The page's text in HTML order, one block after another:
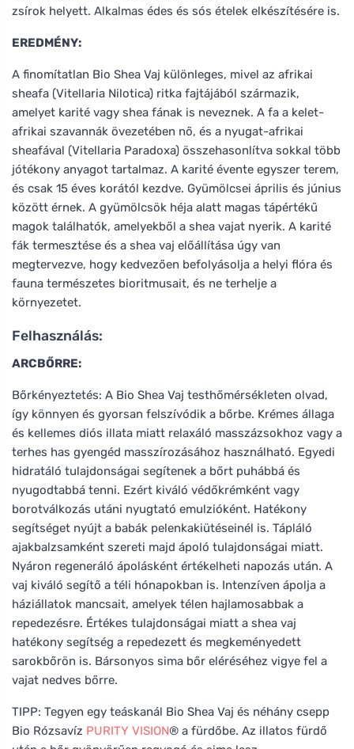
zsírok helyett. Alkalmas édes és sós ételek elkészítésére is.
EREDMÉNY:
A finomítatlan Bio Shea Vaj különleges, mivel az afrikai
sheafa (Vitellaria Nilotica) ritka fajtájából származik,
amelyet karité vagy shea fának is neveznek. A fa a kelet-
afrikai szavannák övezetében nő, és a nyugat-afrikai
sheafával (Vitellaria Paradoxa) összehasonlítva sokkal több
jótékony anyagot tartalmaz. A karité évente egyszer terem,
és csak 15 éves korától kezdve. Gyümölcsei április és június
között érnek. A gyümölcsök héja alatt magas tápértékű
magok találhatók, amelyekből a shea vajat nyerik. A karité
fák termesztése és a shea vaj előállítása úgy van
megtervezve, hogy kedvezően befolyásolja a helyi flóra és
fauna természetes bioritmusait, és ne terhelje a
környezetet.
Felhasználás:
ARCBŐRRE:
Bőrkényeztetés: A Bio Shea Vaj testhőmérsékleten olvad,
így könnyen és gyorsan felszívódik a bőrbe. Krémes állaga
és kellemes diós illata miatt relaxáló masszázsokhoz vagy a
terhes has gyengéd masszírozásához használható. Egyedi
hidratáló tulajdonságai segítenek a bőrt puhábbá és
nyugodtabbá tenni. Ezért kiváló védőkrémként vagy
borotválkozás utáni nyugtató emulzióként. Hatékony
segítséget nyújt a babák pelenkakiütéseinél is. Tápláló
ajakbalzsamként szereti majd ápoló tulajdonságai miatt.
Nyáron regeneráló ápolásként értékelheti napozás után. A
vaj kiváló segítő a téli hónapokban is. Intenzíven ápolja a
háziállatok mancsait, amelyek télen hajlamosabbak a
repedezésre. Értékes tulajdonságai miatt a shea vaj
hatékony segítség a repedezett és megkeményedett
sarokbőrön is. Bársonyos sima bőr eléréséhez vigye fel a
vajat nedves bőrre.
TIPP: Tegyen egy teáskanál Bio Shea Vaj és néhány csepp
Bio Rózsavíz PURITY VISION® a fürdőbe. Az illatos fürdő